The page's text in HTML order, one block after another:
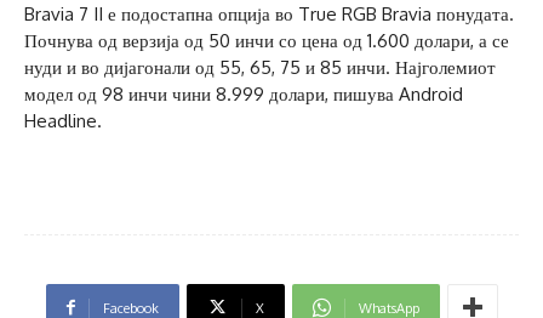
Bravia 7 II е подостапна опција во True RGB Bravia понудата.
Почнува од верзија од 50 инчи со цена од 1.600 долари, а се
нуди и во дијагонали од 55, 65, 75 и 85 инчи. Најголемиот
модел од 98 инчи чини 8.999 долари, пишува Android
Headline.
Facebook X WhatsApp